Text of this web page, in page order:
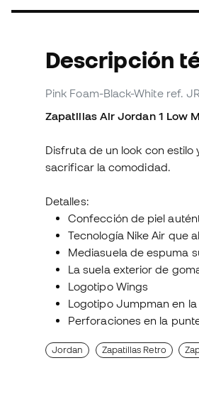
Descripción
Pink Foam-Black-White ref.
Zapatillas Air Jordan 1 Low
Disfruta de un look con
sacrificar la comodidad.
Detalles:
Confección de piel
Tecnología Nike Air que
Mediasuela de espuma
La suela exterior de
Logotipo Wings
Logotipo Jumpman en la
Perforaciones en la
Jordan Zapatillas Retro